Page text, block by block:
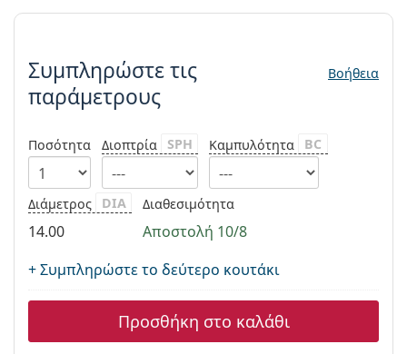
Persol
Όλες οι μάρκες
Συμπληρώστε τις παράμετρους
Συμπληρώστε τις
παράμετρους
Βοήθεια
Ποσότητα Διοπτρία SPH Καμπυλότητα BC
Διάμετρος DIA
14.00
Διαθεσιμότητα
Αποστολή 10/8
+ Συμπληρώστε το δεύτερο κουτάκι
Προσθήκη στο καλάθι